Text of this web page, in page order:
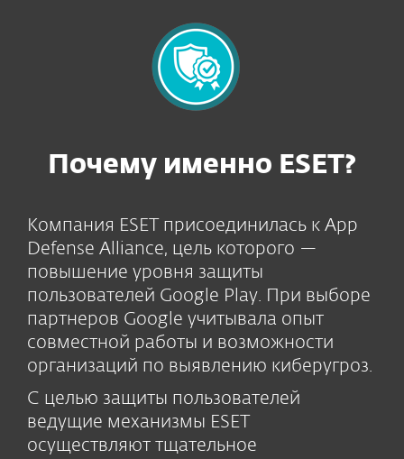
Почему именно ESET?
Компания ESET присоединилась к App
Defense Alliance, цель которого —
повышение уровня защиты
пользователей Google Play. При выборе
партнеров Google учитывала опыт
совместной работы и возможности
организаций по выявлению киберугроз.
С целью защиты пользователей
ведущие механизмы ESET
осуществляют тщательное